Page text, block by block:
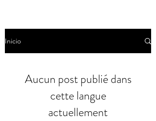
Inicio
Aucun post publié dans
cette langue
actuellement